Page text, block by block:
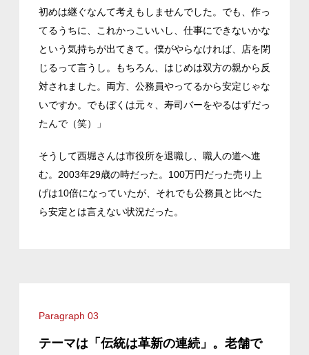
初めは継ぐなんて考えもしませんでした。でも、作っ
てるうちに、これかっこいいし、仕事にできないかな
という気持ちが出てきて。僕がやらなければ、店を閉
じるって言うし。もちろん、はじめは双方の親から反
対されました。両方、公務員やってるから安定じゃな
いですか。でもぼくは元々、寿司バーをやるはずだっ
たんで（笑）」
そうして西堀さんは市役所を退職し、職人の道へ進
む。2003年29歳の時だった。100万円だった売り上
げは10倍になっていたが、それでも公務員と比べた
ら安定とは言えない状況だった。
Paragraph 03
テーマは「伝統は革新の連続」。老舗で